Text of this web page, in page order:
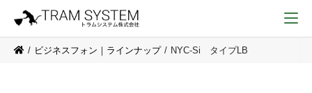
ビジネスフォン｜ラインナップ NYC-Si タイプLB